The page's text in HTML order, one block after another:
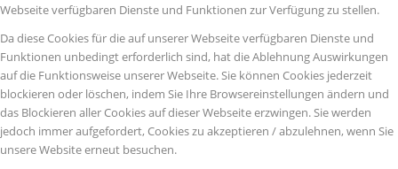
Webseite verfügbaren Dienste und Funktionen zur Verfügung zu stellen.
Da diese Cookies für die auf unserer Webseite verfügbaren Dienste und
Funktionen unbedingt erforderlich sind, hat die Ablehnung Auswirkungen
auf die Funktionsweise unserer Webseite. Sie können Cookies jederzeit
blockieren oder löschen, indem Sie Ihre Browsereinstellungen ändern und
das Blockieren aller Cookies auf dieser Webseite erzwingen. Sie werden
jedoch immer aufgefordert, Cookies zu akzeptieren / abzulehnen, wenn Sie
unsere Website erneut besuchen.